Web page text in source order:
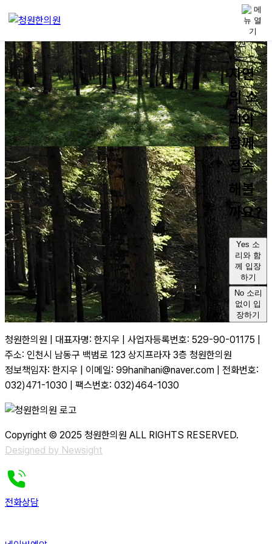
콘텐츠로 건너뛰기
자연
의 소
리와
함께
접속
해볼
까요?
Yes 소
리와 함
께 입장
하기
No 소리
없이 입
장하기
청원한의원 | 대표자명: 한지우 | 사업자등록번호: 529-90-01175 |
주소: 인천시 남동구 백범로 123 상지프라자 3층 청원한의원
정보책임자: 한지우 | 이메일: 99hanihani@naver.com | 전화번호:
032)471-1030 | 팩스번호: 032)464-1030
Copyright © 2025 청원한의원 ALL RIGHTS RESERVED.
Designed by Newsight
전화상담